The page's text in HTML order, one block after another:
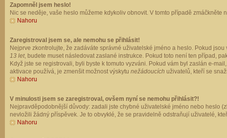
Zapomněl jsem heslo!
Nic se neděje, vaše heslo můžeme kdykoliv obnovit. V tomto případě zmáčkněte
Nahoru
Zaregistroval jsem se, ale nemohu se přihlásit!
Nejprve zkontrolujte, že zadáváte správné uživatelské jméno a heslo. Pokud
13 let, budete muset následovat zaslané instrukce. Pokud toto není ten případ,
Když jste se registrovali, byli byste k tomuto vyzváni. Pokud vám byl zaslán e-
aktivace používá, je zmenšit možnost výskytu nežádoucích uživatelů, kteří se
Nahoru
V minulosti jsem se zaregistroval, ovšem nyní se nemohu přihlásit?!
Nejpravděpodobnější důvody: zadali jste chybné uživatelské jméno nebo heslo
nevložili žádný příspěvek. Je to obvyklé, že se pravidelně odstraňují uživatelé,
Nahoru